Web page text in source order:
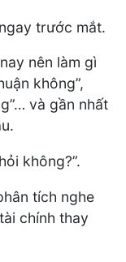
trước mắt.
nên làm gì
không”,
và gần nhất
không?”.
tích nghe
chính thay